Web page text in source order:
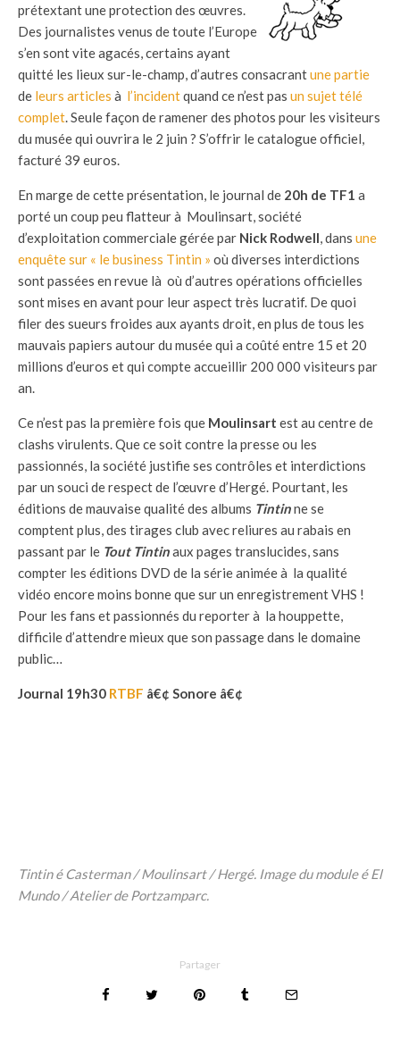
prétextant une protection des œuvres.
Des journalistes venus de toute l’Europe
s’en sont vite agacés, certains ayant
quitté les lieux sur-le-champ, d’autres consacrantune partie
de leurs articles à l’incidentquand ce n’est pas un sujet télé
complet. Seule façon de ramener des photos pour les visiteurs
du musée qui ouvrira le 2 juin ? S’offrir le catalogue officiel,
facturé 39 euros.
En marge de cette présentation, le journal de 20h de TF1 a
porté un coup peu flatteur à Moulinsart, société
d’exploitation commerciale gérée par Nick Rodwell, dans une
enquête sur « le business Tintin » où diverses interdictions
sont passées en revue là où d’autres opérations officielles
sont mises en avant pour leur aspect très lucratif. De quoi
filer des sueurs froides aux ayants droit, en plus de tous les
mauvais papiers autour du musée qui a coûté entre 15 et 20
millions d’euros et qui compte accueillir 200 000 visiteurs par
an.
Ce n’est pas la première fois que Moulinsart est au centre de
clashs virulents. Que ce soit contre la presse ou les
passionnés, la société justifie ses contrôles et interdictions
par un souci de respect de l’œuvre d’Hergé. Pourtant, les
éditions de mauvaise qualité des albums Tintinne se
comptent plus, des tirages club avec reliures au rabais en
passant par le Tout Tintinaux pages translucides, sans
compter les éditions DVD de la série animée à la qualité
vidéo encore moins bonne que sur un enregistrement VHS !
Pour les fans et passionnés du reporter à la houppette,
difficile d’attendre mieux que son passage dans le domaine
public…
Journal 19h30 RTBF â€¢ Sonore â€¢
Tintin é Casterman / Moulinsart / Hergé. Image du moduleé El
Mundo / Atelier de Portzamparc.
Partager